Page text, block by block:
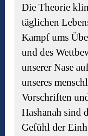
Die Theorie
täglichen
Kampf ums
und des
unserer Nase
unseres
Vorschriften
Hashanah sind
Gefühl der